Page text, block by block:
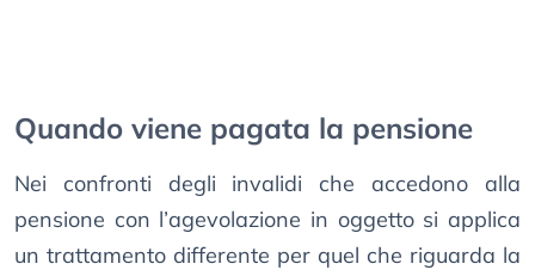
Quando viene pagata la pensione
Nei confronti degli invalidi che accedono alla
pensione con l’agevolazione in oggetto si applica
un trattamento differente per quel che riguarda la